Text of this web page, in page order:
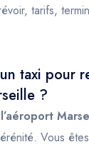
tarifs,
taxi pour
?
Vous